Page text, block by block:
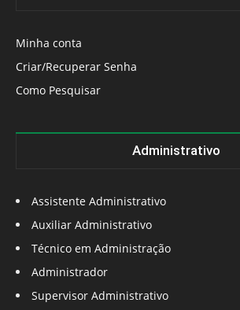
Minha conta
Criar/Recuperar Senha
Como Pesquisar
Administrativo
Assistente Administrativo
Auxiliar Administrativo
Técnico em Administração
Administrador
Supervisor Administrativo